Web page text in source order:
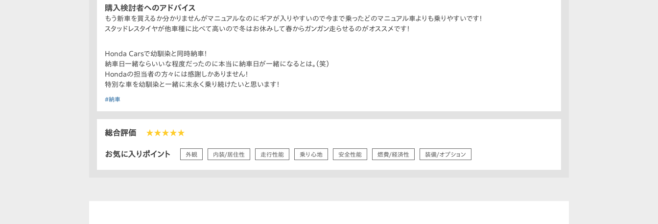
購入検討者へのアドバイス
もう新車を買えるか分かりませんがマニュアルなのにギアが入りやすいので今まで乗ったどのマニュアル車よりも乗りやすいです！
スタッドレスタイヤが他車種に比べて高いので冬はお休みして春からガンガン走らせるのがオススメです！
Honda Carsで幼馴染と同時納車！
納車日一緒ならいいな程度だったのに本当に納車日が一緒になるとは。（笑）
Hondaの担当者の方々には感謝しかありません！
特別な車を幼馴染と一緒に末永く乗り続けたいと思います！
#納車
総合評価 ★★★★★
お気に入りポイント 外観 内装/居住性 走行性能 乗り心地 安全性能 燃費/経済性 装備/オプション